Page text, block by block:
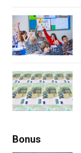
Bonus